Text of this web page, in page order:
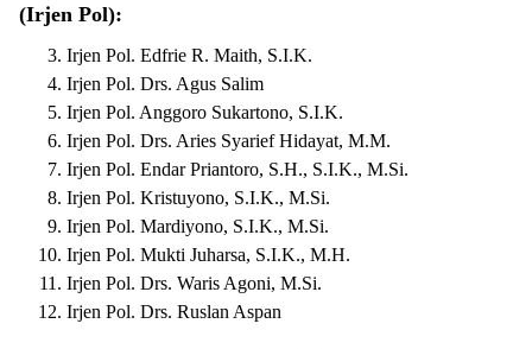
(Irjen Pol):
Irjen Pol. Edfrie R. Maith, S.I.K.
Irjen Pol. Drs. Agus Salim
Irjen Pol. Anggoro Sukartono, S.I.K.
Irjen Pol. Drs. Aries Syarief Hidayat, M.M.
Irjen Pol. Endar Priantoro, S.H., S.I.K., M.Si.
Irjen Pol. Kristuyono, S.I.K., M.Si.
Irjen Pol. Mardiyono, S.I.K., M.Si.
Irjen Pol. Mukti Juharsa, S.I.K., M.H.
Irjen Pol. Drs. Waris Agoni, M.Si.
Irjen Pol. Drs. Ruslan Aspan